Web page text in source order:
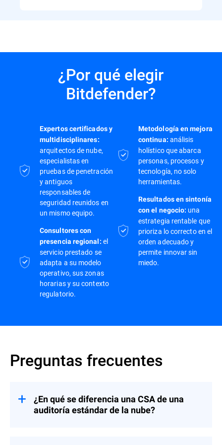
¿Por qué elegir
Bitdefender?
Expertos certificados y
multidisciplinares:
arquitectos de nube,
especialistas en
pruebas de penetración
y antiguos
responsables de
seguridad reunidos en
un mismo equipo.
Consultores con
presencia regional: el
servicio prestado se
adapta a su modelo
operativo, sus zonas
horarias y su contexto
regulatorio.
Metodología en mejora
continua: análisis
holístico que abarca
personas, procesos y
tecnología, no solo
herramientas.
Resultados en sintonía
con el negocio: una
estrategia rentable que
prioriza lo correcto en el
orden adecuado y
permite innovar sin
miedo.
Preguntas frecuentes
¿En qué se diferencia una CSA de una
auditoría estándar de la nube?